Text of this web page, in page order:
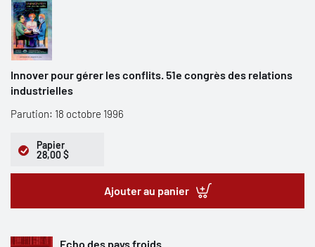
Innover pour gérer les conflits. 51e congrès des relations
industrielles
Parution: 18 octobre 1996
Papier
28,00 $
Ajouter au panier
Echo des pays froids